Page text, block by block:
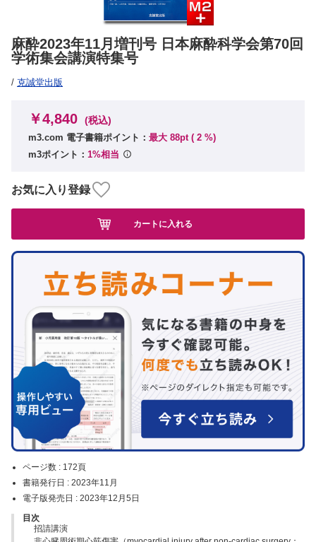
麻酔2023年11月増刊号 日本麻酔科学会第70回
学術集会講演特集号
/ 克誠堂出版
ページ数 : 172頁
書籍発行日 : 2023年11月
電子版発売日 : 2023年12月5日
目次
招請講演
￥4,840 (税込)
m3.com 電子書籍ポイント： 最大 88pt ( 2 %)
m3ポイント： 1%相当
お気に入り登録
カートに入れる